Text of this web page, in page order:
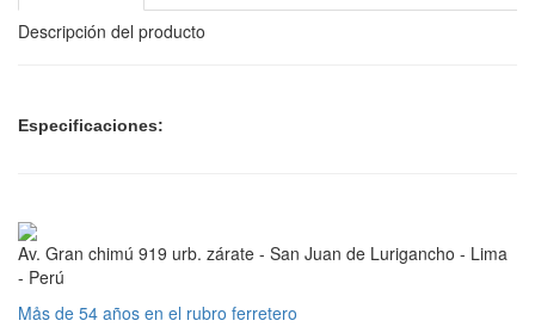
Descripción del producto
Especificaciones:
Av. Gran chimú 919 urb. zárate - San Juan de Lurigancho - Lima
- Perú
Mås de 54 años en el rubro ferretero